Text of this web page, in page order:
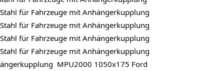
für Fahrzeuge mit Anhängerkupplung
für Fahrzeuge mit Anhängerkupplung
für Fahrzeuge mit Anhängerkupplung
für Fahrzeuge mit Anhängerkupplung
MPU2000 1050x175 Ford